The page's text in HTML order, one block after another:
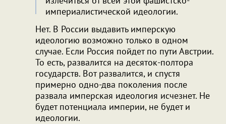
империалистической идеологии.
Нет. В России выдавить имперскую
идеологию возможно только в одном
случае. Если Россия пойдет по пути Австрии.
То есть, развалится на десяток-полтора
государств. Вот развалится, и спустя
примерно одно-два поколения после
развала имперская идеология исчезнет. Не
будет потенциала империи, не будет и
идеологии.